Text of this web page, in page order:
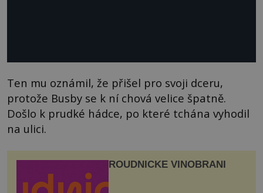
Ten mu oznámil, že přišel pro svoji dceru,
protože Busby se k ní chová velice špatně.
Došlo k prudké hádce, po které tchána vyhodil
na ulici.
ROUDNICKÉ VINOBRANÍ